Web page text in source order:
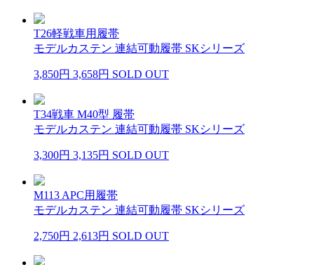
T26軽戦車用履帯
モデルカステン 連結可動履帯 SKシリーズ
3,850円 3,658円 SOLD OUT
T34戦車 M40型 履帯
モデルカステン 連結可動履帯 SKシリーズ
3,300円 3,135円 SOLD OUT
M113 APC用履帯
モデルカステン 連結可動履帯 SKシリーズ
2,750円 2,613円 SOLD OUT